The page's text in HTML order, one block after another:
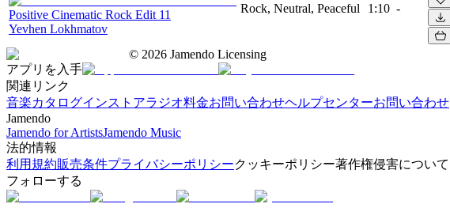
Positive Cinematic Rock Edit 11
Yevhen Lokhmatov
Rock, Neutral, Peaceful 1:10 -
© 2026 Jamendo Licensing
アプリを入手
関連リンク
音楽カタログインストアラジオ料金お問い合わせヘルプセンターお問い合わせ
Jamendo
Jamendo for ArtistsJamendo Music
法的情報
利用規約販売条件プライバシーポリシークッキーポリシー著作権侵害について
フォローする